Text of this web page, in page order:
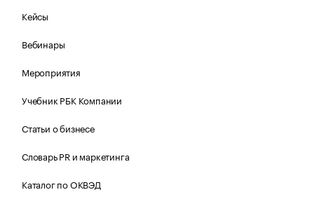
Кейсы
Вебинары
Мероприятия
Учебник РБК Компании
Статьи о бизнесе
Словарь PR и маркетинга
Каталог по ОКВЭД